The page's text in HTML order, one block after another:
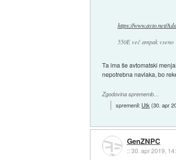
https://www.avto.net/
550E več ampak vseno
Ta ima še avtomatski
nepotrebna navlaka, bo
Zgodovina sprememb…
spremenil: Utk(30. apr
GenZNPC
::30. apr 2019,